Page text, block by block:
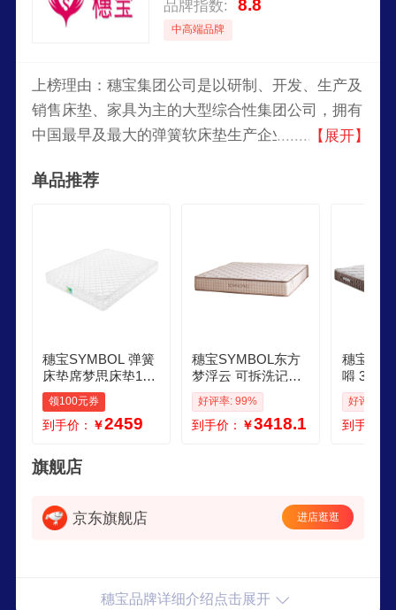
品牌指数: 8.8
中高端品牌
上榜理由：穗宝集团公司是以研制、开发、生产及
销售床垫、家具为主的大型综合性集团公司，拥有
中国最早及最大的弹簧软床垫生产企业，床垫知名
发、家居装饰、酒店配套等多项业务的企业群体。
【展开】
单品推荐
穗宝SYMBOL 弹簧
床垫席梦思床垫18x
2米软硬适中家用透
气床垫子 贝妃 静享
版边缘加固软硬适
领100元券
到手价： ￥2459
穗宝SYMBOL东方
梦浮云 可拆洗记忆
棉独袋弹簧床垫京
仓闪发152米软硬适
中
好评率: 99%
到手价： ￥3418.1
穗宝
嘚 3D山
控温健
床垫
好评率:
到手价：
旗舰店
京东旗舰店 进店逛逛
穗宝品牌详细介绍点击展开